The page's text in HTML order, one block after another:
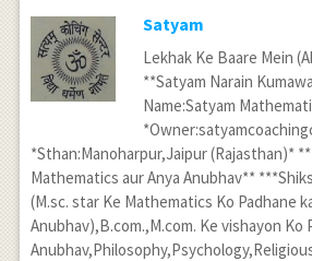
Satyam
Lekhak Ke Baare Mein
**Satyam Narain
Name:Satyam
*Sthan:Manoharpur,Jaipur (Rajasthan)*
Mathematics aur Anya Anubhav**
(M.sc. star Ke Mathematics Ko Padhane
Anubhav),B.com.,M.com. Ke vishayon Ko